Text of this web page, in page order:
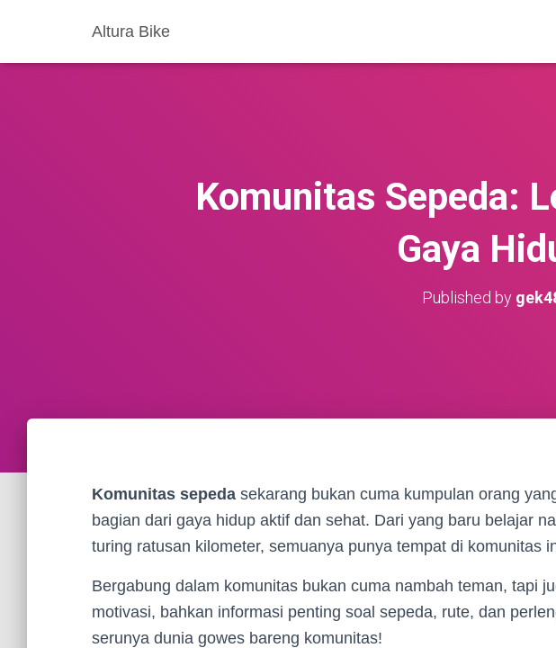
Altura Bike
Komunitas Sepeda:
Gaya
Published by
Komunitas sepeda sekarang bukan cuma kumpulan orang
bagian dari gaya hidup aktif dan sehat. Dari yang baru belajar
turing ratusan kilometer, semuanya punya tempat di komunitas
Bergabung dalam komunitas bukan cuma nambah teman, tapi
motivasi, bahkan informasi penting soal sepeda, rute, dan
serunya dunia gowes bareng komunitas!